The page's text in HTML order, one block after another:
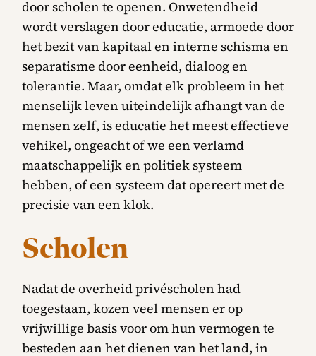
door scholen te openen. Onwetendheid
wordt verslagen door educatie, armoede door
het bezit van kapitaal en interne schisma en
separatisme door eenheid, dialoog en
tolerantie. Maar, omdat elk probleem in het
menselijk leven uiteindelijk afhangt van de
mensen zelf, is educatie het meest effectieve
vehikel, ongeacht of we een verlamd
maatschappelijk en politiek systeem
hebben, of een systeem dat opereert met de
precisie van een klok.
Scholen
Nadat de overheid privéscholen had
toegestaan, kozen veel mensen er op
vrijwillige basis voor om hun vermogen te
besteden aan het dienen van het land, in